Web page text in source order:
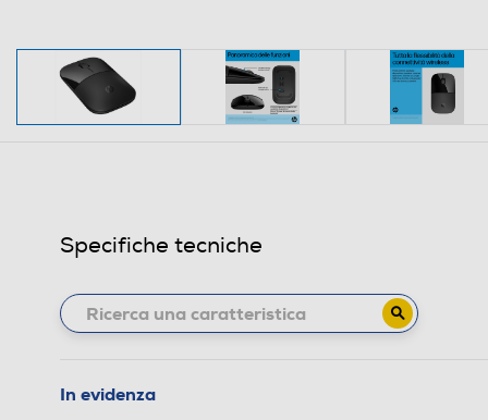
Specifiche tecniche
In evidenza